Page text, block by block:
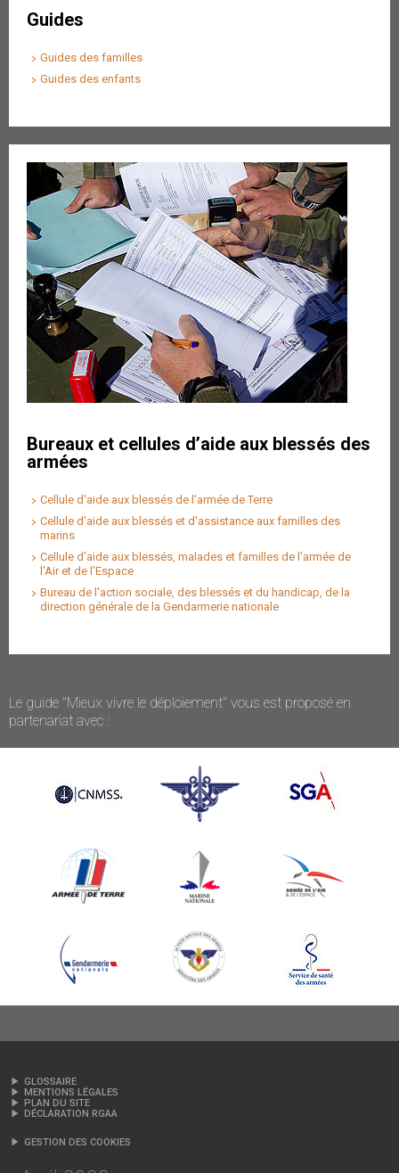
Guides
Guides des familles
Guides des enfants
Bureaux et cellules d’aide aux blessés des
armées
Cellule d'aide aux blessés de l'armée de Terre
Cellule d'aide aux blessés et d'assistance aux familles des
marins
Cellule d'aide aux blessés, malades et familles de l'armée de
l'Air et de l'Espace
Bureau de l'action sociale, des blessés et du handicap, de la
direction générale de la Gendarmerie nationale
Le guide "Mieux vivre le déploiement" vous est proposé en
partenariat avec :
GLOSSAIRE
MENTIONS LÉGALES
PLAN DU SITE
DÉCLARATION RGAA
GESTION DES COOKIES